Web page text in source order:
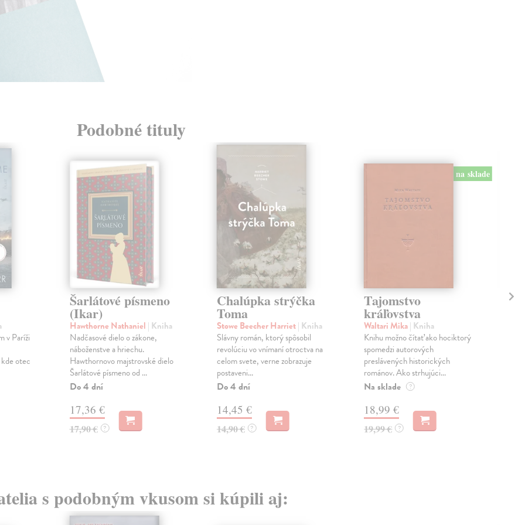
Podobné tituly
v Paríži
otec
Šarlátové písmeno
(Ikar)
Hawthorne Nathaniel | Kniha
Nadčasové dielo o zákone,
náboženstve a hriechu.
Hawthornovo majstrovské dielo
Šarlátové písmeno od ...
Do 4 dní
17,36 €
17,90 € ?
Chalúpka strýčka
Toma
Stowe Beecher Harriet| Kniha
Slávny román, ktorý spôsobil
revolúciu vo vnímaní otroctva na
celom svete, verne zobrazuje
postaveni...
Do 4 dní
14,45 €
14,90 € ?
na sklade
Tajomstvo
kráľovstva
Waltari Mika| Kniha
Knihu možno čítať ako hociktorý
spomedzi autorových
preslávených historických
románov. Ako strhujúci...
Na sklade ?
18,99 €
19,99 € ?
s podobným vkusom si kúpili aj: